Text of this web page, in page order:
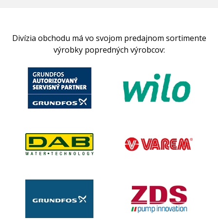
Divízia obchodu má vo svojom predajnom sortimente
výrobky popredných výrobcov: